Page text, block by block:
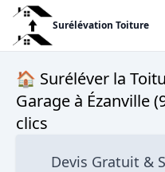
Surélévation Toiture
🏠 Suréléver la
Garage à Ézanville
clics
Devis Gratuit &